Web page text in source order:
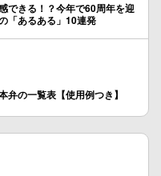
できる！？今年で60周年を迎
「あるある」10連発
弁の一覧表【使用例つき】